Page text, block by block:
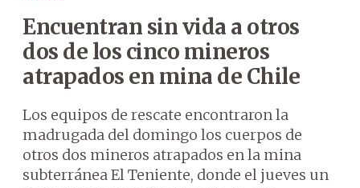
Encuentran sin vida a otros
dos de los cinco mineros
atrapados en mina de Chile
Los equipos de rescate encontraron la
madrugada del domingo los cuerpos de
otros dos mineros atrapados en la mina
subterránea El Teniente, donde el jueves un